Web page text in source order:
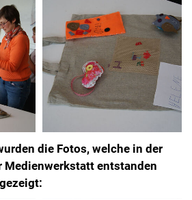
die Fotos, welche in der
Medienwerkstatt entstanden